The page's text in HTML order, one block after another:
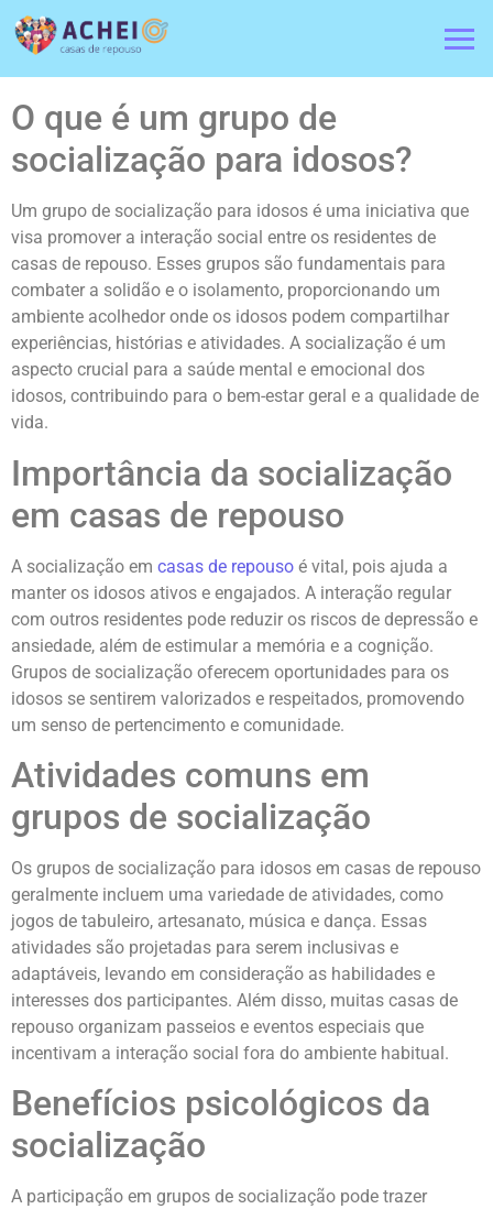
O que é um grupo de
socialização para idosos?
Um grupo de socialização para idosos é uma iniciativa que
visa promover a interação social entre os residentes de
casas de repouso. Esses grupos são fundamentais para
combater a solidão e o isolamento, proporcionando um
ambiente acolhedor onde os idosos podem compartilhar
experiências, histórias e atividades. A socialização é um
aspecto crucial para a saúde mental e emocional dos
idosos, contribuindo para o bem-estar geral e a qualidade de
vida.
Importância da socialização
em casas de repouso
A socialização em casas de repouso é vital, pois ajuda a
manter os idosos ativos e engajados. A interação regular
com outros residentes pode reduzir os riscos de depressão e
ansiedade, além de estimular a memória e a cognição.
Grupos de socialização oferecem oportunidades para os
idosos se sentirem valorizados e respeitados, promovendo
um senso de pertencimento e comunidade.
Atividades comuns em
grupos de socialização
Os grupos de socialização para idosos em casas de repouso
geralmente incluem uma variedade de atividades, como
jogos de tabuleiro, artesanato, música e dança. Essas
atividades são projetadas para serem inclusivas e
adaptáveis, levando em consideração as habilidades e
interesses dos participantes. Além disso, muitas casas de
repouso organizam passeios e eventos especiais que
incentivam a interação social fora do ambiente habitual.
Benefícios psicológicos da
socialização
A participação em grupos de socialização pode trazer